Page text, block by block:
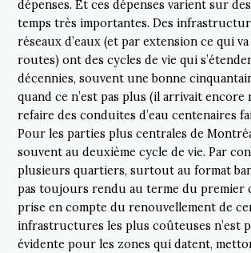
dépenses. Et ces dépenses varient sur
temps très importantes. Des
réseaux d’eaux (et par extension ce qui va
routes) ont des cycles de vie qui
décennies, souvent une bonne
quand ce n’est pas plus (il arrivait encore
refaire des conduites d’eau centenaires
Pour les parties plus centrales de
souvent au deuxième cycle de vie. Par
plusieurs quartiers, surtout au format
pas toujours rendu au terme du premier
prise en compte du renouvellement de
infrastructures les plus coûteuses n’est
évidente pour les zones qui datent,